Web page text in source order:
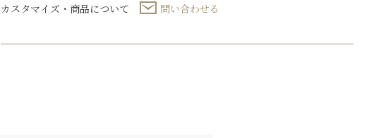
カスタマイズ・商品について 問い合わせる